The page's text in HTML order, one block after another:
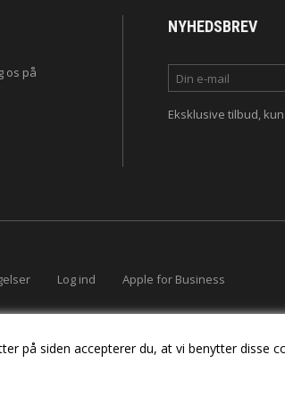
på siden accepterer du, at vi benytter disse
os på
NYHEDSBREV
Eksklusive tilbud,
Log ind Apple for Business